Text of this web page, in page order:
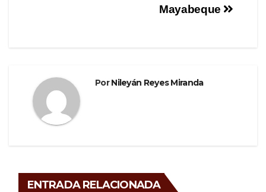
Mayabeque
PorNileyán Reyes Miranda
ENTRADA RELACIONADA